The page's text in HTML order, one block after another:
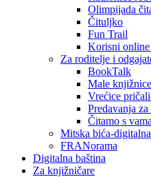
Olimpijada
Čituljko
Fun Trail
Korisni
Za roditelje i
BookTalk
Male knjižnice
Vrećice
Predavanja
Čitamo s vama
Mitska bića-
FRANorama
Digitalna baština
Za knjižničare